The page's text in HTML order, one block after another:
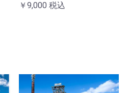
￥9,000 税込